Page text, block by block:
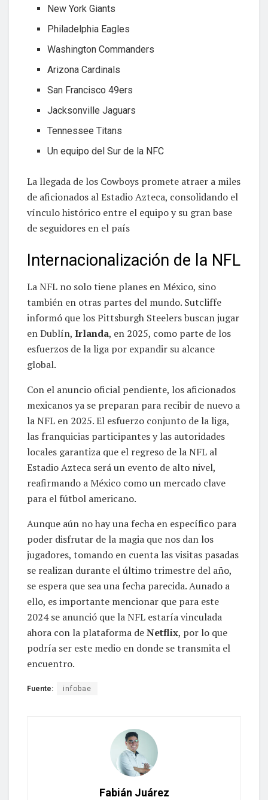
New York Giants
Philadelphia Eagles
Washington Commanders
Arizona Cardinals
San Francisco 49ers
Jacksonville Jaguars
Tennessee Titans
Un equipo del Sur de la NFC
La llegada de los Cowboys promete atraer a miles
de aficionados al Estadio Azteca, consolidando el
vínculo histórico entre el equipo y su gran base
de seguidores en el país
Internacionalización de la NFL
La NFL no solo tiene planes en México, sino
también en otras partes del mundo. Sutcliffe
informó que los Pittsburgh Steelers buscan jugar
en Dublín, Irlanda, en 2025, como parte de los
esfuerzos de la liga por expandir su alcance
global.
Con el anuncio oficial pendiente, los aficionados
mexicanos ya se preparan para recibir de nuevo a
la NFL en 2025. El esfuerzo conjunto de la liga,
las franquicias participantes y las autoridades
locales garantiza que el regreso de la NFL al
Estadio Azteca será un evento de alto nivel,
reafirmando a México como un mercado clave
para el fútbol americano.
Aunque aún no hay una fecha en específico para
poder disfrutar de la magia que nos dan los
jugadores, tomando en cuenta las visitas pasadas
se realizan durante el último trimestre del año,
se espera que sea una fecha parecida. Aunado a
ello, es importante mencionar que para este
2024 se anunció que la NFL estaría vinculada
ahora con la plataforma deNetflix, por lo que
podría ser este medio en donde se transmita el
encuentro.
Fuente: infobae
Fabián Juárez